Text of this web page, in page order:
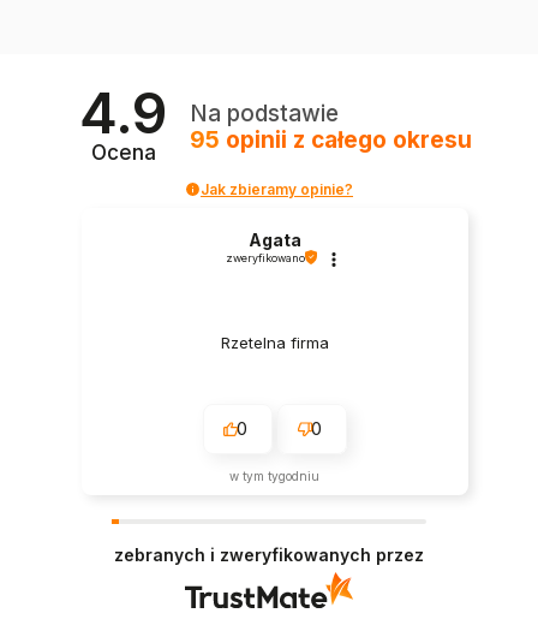
4.9
Ocena
Na podstawie
95 opinii z całego okresu
Jak zbieramy opinie?
Agata
zweryfikowano
Rzetelna firma
0 0
w tym tygodniu
zebranych i zweryfikowanych przez